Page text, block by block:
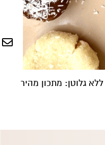
ללא גלוטן: מתכון מהיר